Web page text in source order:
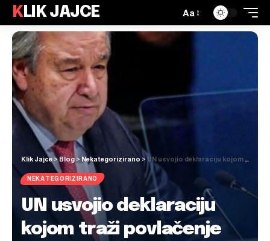
KLIK JAJCE Aa
Klik Jajce >Blog> Nekategorizirano >UN usvojio deklaraciju kojom traži povlačenje ruskih trupa iz Ukrajine
NEKATEGORIZIRANO
UN usvojio deklaraciju
kojom traži povlačenje